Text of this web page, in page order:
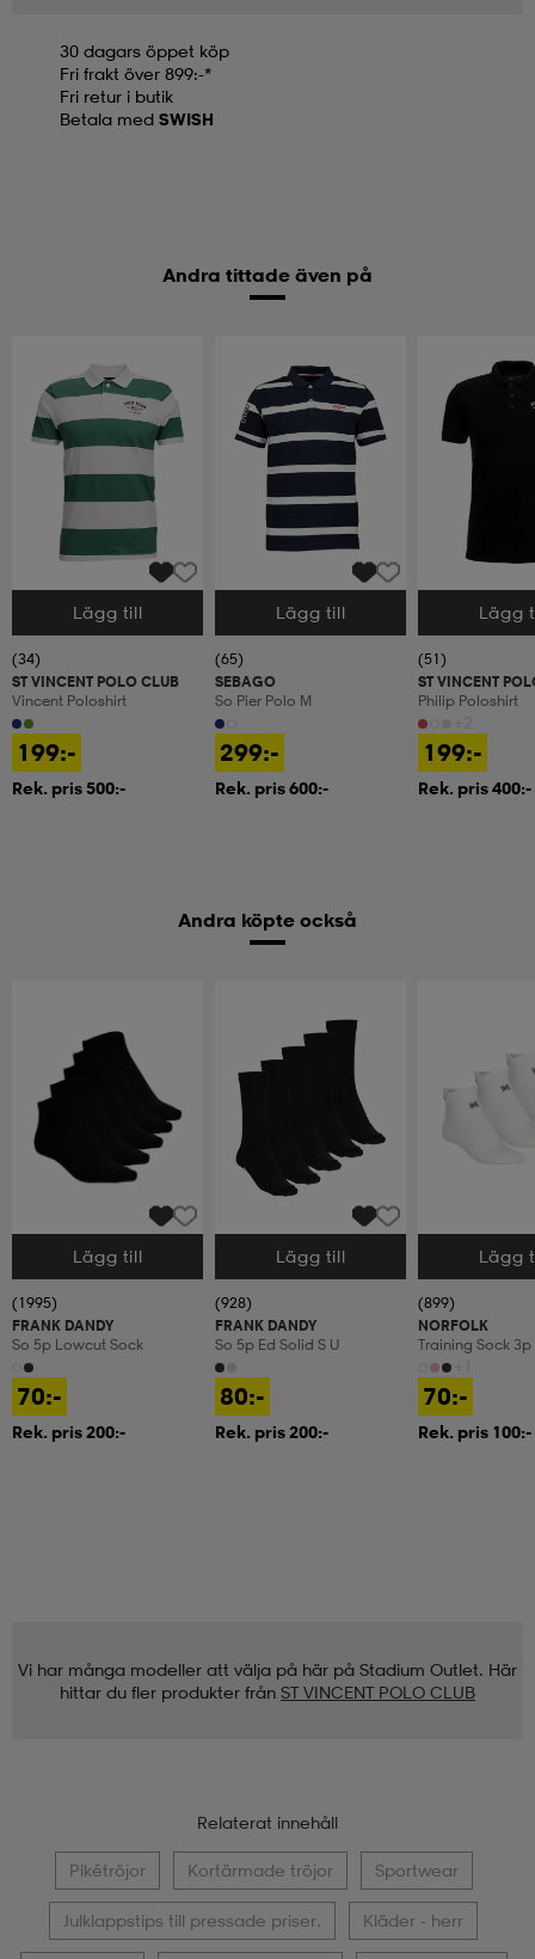
30 dagars öppet köp
Fri frakt över 899:-*
Fri retur i butik
Betala med SWISH
Andra tittade även på
Välj storlek
Lägg till
(34)
ST VINCENT POLO CLUB
Vincent Poloshirt
199:-
Rek. pris 500:-
Välj storlek
Lägg till
(65)
SEBAGO
So Pier Polo M
299:-
Rek. pris 600:-
Välj storlek
Lägg
(51)
ST VINCENT
Philip Poloshirt
199:-
Rek. pris 400:-
Andra köpte också
Välj storlek
Lägg till
(1995)
FRANK DANDY
So 5p Lowcut Sock
70:-
Rek. pris 200:-
Välj storlek
Lägg till
(928)
FRANK DANDY
So 5p Ed Solid S U
80:-
Rek. pris 200:-
Välj storlek
Lägg
(899)
NORFOLK
Training Sock 3p
70:-
Rek. pris 100:-
Vi har många modeller att välja på här på Stadium Outlet. Här
hittar du fler produkter från ST VINCENT POLO CLUB
Relaterat innehåll
Pikétröjor Kortärmade tröjor Sportwear
Julklappstips till pressade priser. Kläder - herr